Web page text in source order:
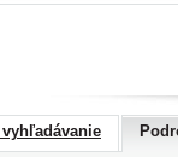
vyhľadávanie